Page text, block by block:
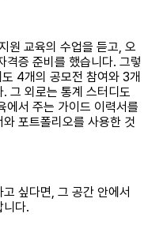
원 교육의 수업을 듣고, 오
격증 준비를 했습니다. 그렇
4개의 공모전 참여와 3개
그 외로는 통계 스터디도
에서 주는 가이드 이력서를
포트폴리오를 사용한 것
싶다면, 그 공간 안에서
니다.